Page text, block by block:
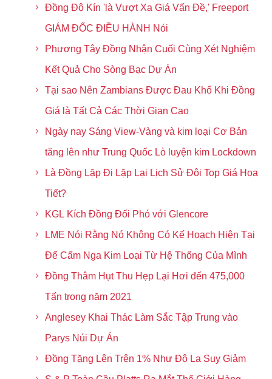
Đồng Độ Kín 'là Vượt Xa Giá Vấn Đề,' Freeport
GIÁM ĐỐC ĐIỀU HÀNH Nói
Phương Tây Đồng Nhận Cuối Cùng Xét Nghiệm
Kết Quả Cho Sòng Bạc Dự Án
Tại sao Nên Zambians Được Đau Khổ Khi Đồng
Giá là Tất Cả Các Thời Gian Cao
Ngày nay Sáng View-Vàng và kim loại Cơ Bản
tăng lên như Trung Quốc Lò luyện kim Lockdown
Là Đồng Lặp Đi Lặp Lại Lịch Sử Đôi Top Giá Họa
Tiết?
KGL Kích Đồng Đối Phó với Glencore
LME Nói Rằng Nó Không Có Kế Hoạch Hiện Tại
Để Cấm Nga Kim Loại Từ Hệ Thống Của Mình
Đồng Thâm Hụt Thu Hẹp Lại Hơi đến 475,000
Tấn trong năm 2021
Anglesey Khai Thác Làm Sắc Tập Trung vào
Parys Núi Dự Án
Đồng Tăng Lên Trên 1% Như Đô La Suy Giảm